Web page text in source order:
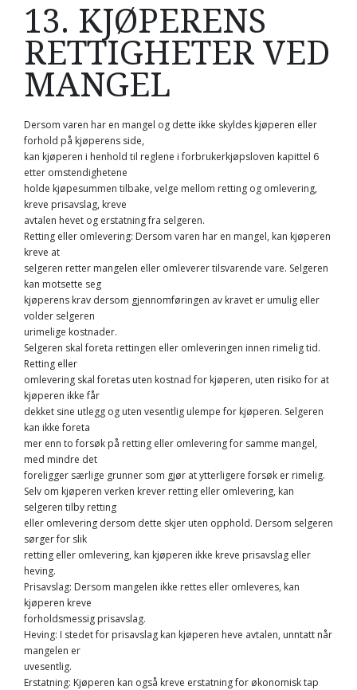
13. KJØPERENS
RETTIGHETER VED
MANGEL
Dersom varen har en mangel og dette ikke skyldes kjøperen eller
forhold på kjøperens side,
kan kjøperen i henhold til reglene i forbrukerkjøpsloven kapittel 6
etter omstendighetene
holde kjøpesummen tilbake, velge mellom retting og omlevering,
kreve prisavslag, kreve
avtalen hevet og erstatning fra selgeren.
Retting eller omlevering: Dersom varen har en mangel, kan kjøperen
kreve at
selgeren retter mangelen eller omleverer tilsvarende vare. Selgeren
kan motsette seg
kjøperens krav dersom gjennomføringen av kravet er umulig eller
volder selgeren
urimelige kostnader.
Selgeren skal foreta rettingen eller omleveringen innen rimelig tid.
Retting eller
omlevering skal foretas uten kostnad for kjøperen, uten risiko for at
kjøperen ikke får
dekket sine utlegg og uten vesentlig ulempe for kjøperen. Selgeren
kan ikke foreta
mer enn to forsøk på retting eller omlevering for samme mangel,
med mindre det
foreligger særlige grunner som gjør at ytterligere forsøk er rimelig.
Selv om kjøperen verken krever retting eller omlevering, kan
selgeren tilby retting
eller omlevering dersom dette skjer uten opphold. Dersom selgeren
sørger for slik
retting eller omlevering, kan kjøperen ikke kreve prisavslag eller
heving.
Prisavslag: Dersom mangelen ikke rettes eller omleveres, kan
kjøperen kreve
forholdsmessig prisavslag.
Heving: I stedet for prisavslag kan kjøperen heve avtalen, unntatt når
mangelen er
uvesentlig.
Erstatning: Kjøperen kan også kreve erstatning for økonomisk tap